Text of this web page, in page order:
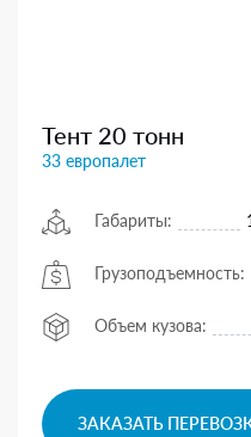
Тент 20 тонн
33 европалет
Габариты:
Грузоподъемность:
Объем кузова:
ЗАКАЗАТЬ